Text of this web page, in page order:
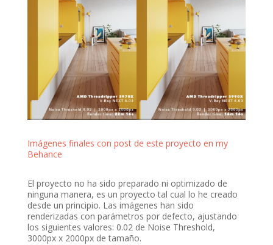
Imágenes finales con post de este proyecto en my
Behance
El proyecto no ha sido preparado ni optimizado de
ninguna manera, es un proyecto tal cual lo he creado
desde un principio. Las imágenes han sido
renderizadas con parámetros por defecto, ajustando
los siguientes valores: 0.02 de Noise Threshold,
3000px x 2000px de tamaño.